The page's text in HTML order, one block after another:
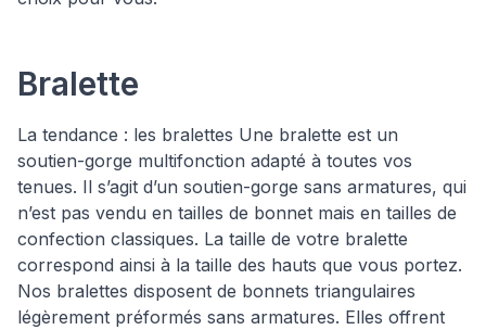
Bralette
La tendance : les bralettes Une bralette est un
soutien-gorge multifonction adapté à toutes vos
tenues. Il s’agit d’un soutien-gorge sans armatures, qui
n’est pas vendu en tailles de bonnet mais en tailles de
confection classiques. La taille de votre bralette
correspond ainsi à la taille des hauts que vous portez.
Nos bralettes disposent de bonnets triangulaires
légèrement préformés sans armatures. Elles offrent